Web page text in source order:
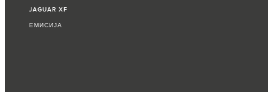
JAGUAR XF
ЕМИСИЈА